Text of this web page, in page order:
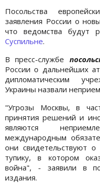
Посольства
заявления России о
что ведомства будут
Суспильне.
В пресс-службе
России о дальнейших
дипломатическим
Украины назвали
"Угрозы Москвы, в
принятия решений и
являются
международным
они свидетельствуют
тупику, в котором
война", - заявили в
издания.